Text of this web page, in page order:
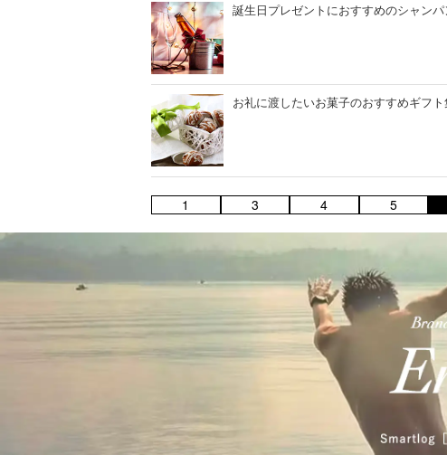
誕生日プレゼントにおすすめのシャン
お礼に渡したいお菓子のおすすめギフ
1 3 4 5